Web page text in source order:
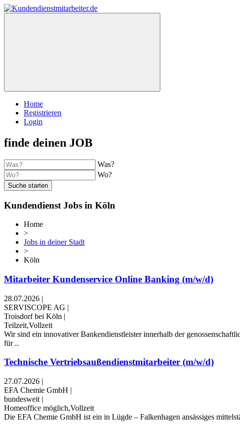
Home
Registrieren
Login
finde deinen JOB
Was?
Wo?
Suche starten
Kundendienst Jobs in Köln
Home
>
Jobs in deiner Stadt
>
Köln
Mitarbeiter Kundenservice Online Banking (m/w/d)
28.07.2026 |
SERVISCOPE AG |
Troisdorf bei Köln |
Teilzeit,Vollzeit
Wir sind ein innovativer Bankendienstleister innerhalb der
für ..
Technische Vertriebsaußendienstmitarbeiter (m/w/d)
27.07.2026 |
EFA Chemie GmbH |
bundesweit |
Homeoffice möglich,Vollzeit
Die EFA Chemie GmbH ist ein in Lügde – Falkenhagen ansässiges